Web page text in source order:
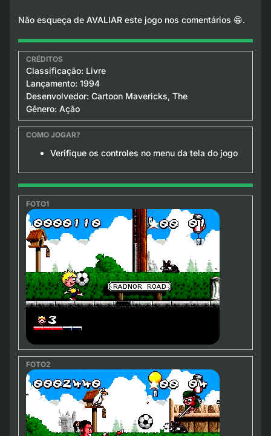
Não esqueça de AVALIAR este jogo nos comentários 😁.
Classificação: Livre
Lançamento: 1994
Desenvolvedor: Cartoon Mavericks, The
Gênero: Ação
Verifique os controles no menu da tela do jogo